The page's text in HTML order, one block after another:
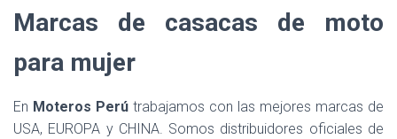
Marcas de casacas de moto
para mujer
En Moteros Perú trabajamos con las mejores marcas de
USA, EUROPA y CHINA. Somos distribuidores oficiales de